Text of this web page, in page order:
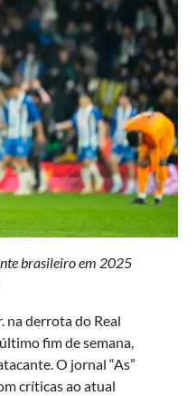
brasileiro em 2025
na derrota do Real
fim de semana,
O jornal “As”
críticas ao atual